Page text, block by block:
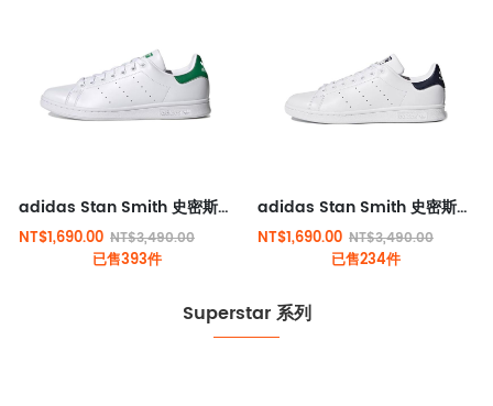
adidas Stan Smith 史密斯經典板款 白綠
NT$1,690.00 NT$3,490.00
已售393件
adidas Stan Smith 史密斯經典板款 白黑
NT$1,690.00 NT$3,490.00
已售234件
Superstar 系列